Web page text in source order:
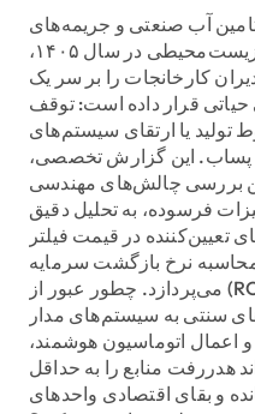
آب صنعتی و جریمه‌های
سنگین زیست‌محیطی در سال ۱۴۰۵،
کارخانجات را بر سر یک
حیاتی قرار داده است: توقف
تولید یا ارتقای سیستم‌های
پساب. این گزارش تخصصی،
بررسی چالش‌های مهندسی
فرسوده، به تحلیل دقیق
تعیین‌کننده در قیمت فیلتر
نرخ بازگشت سرمایه
(ROI) می‌پردازد. چطور عبور از
سنتی به سیستم‌های مدار
اعمال اتوماسیون هوشمند،
هدررفت منابع را به حداقل
و بقای اقتصادی واحدهای